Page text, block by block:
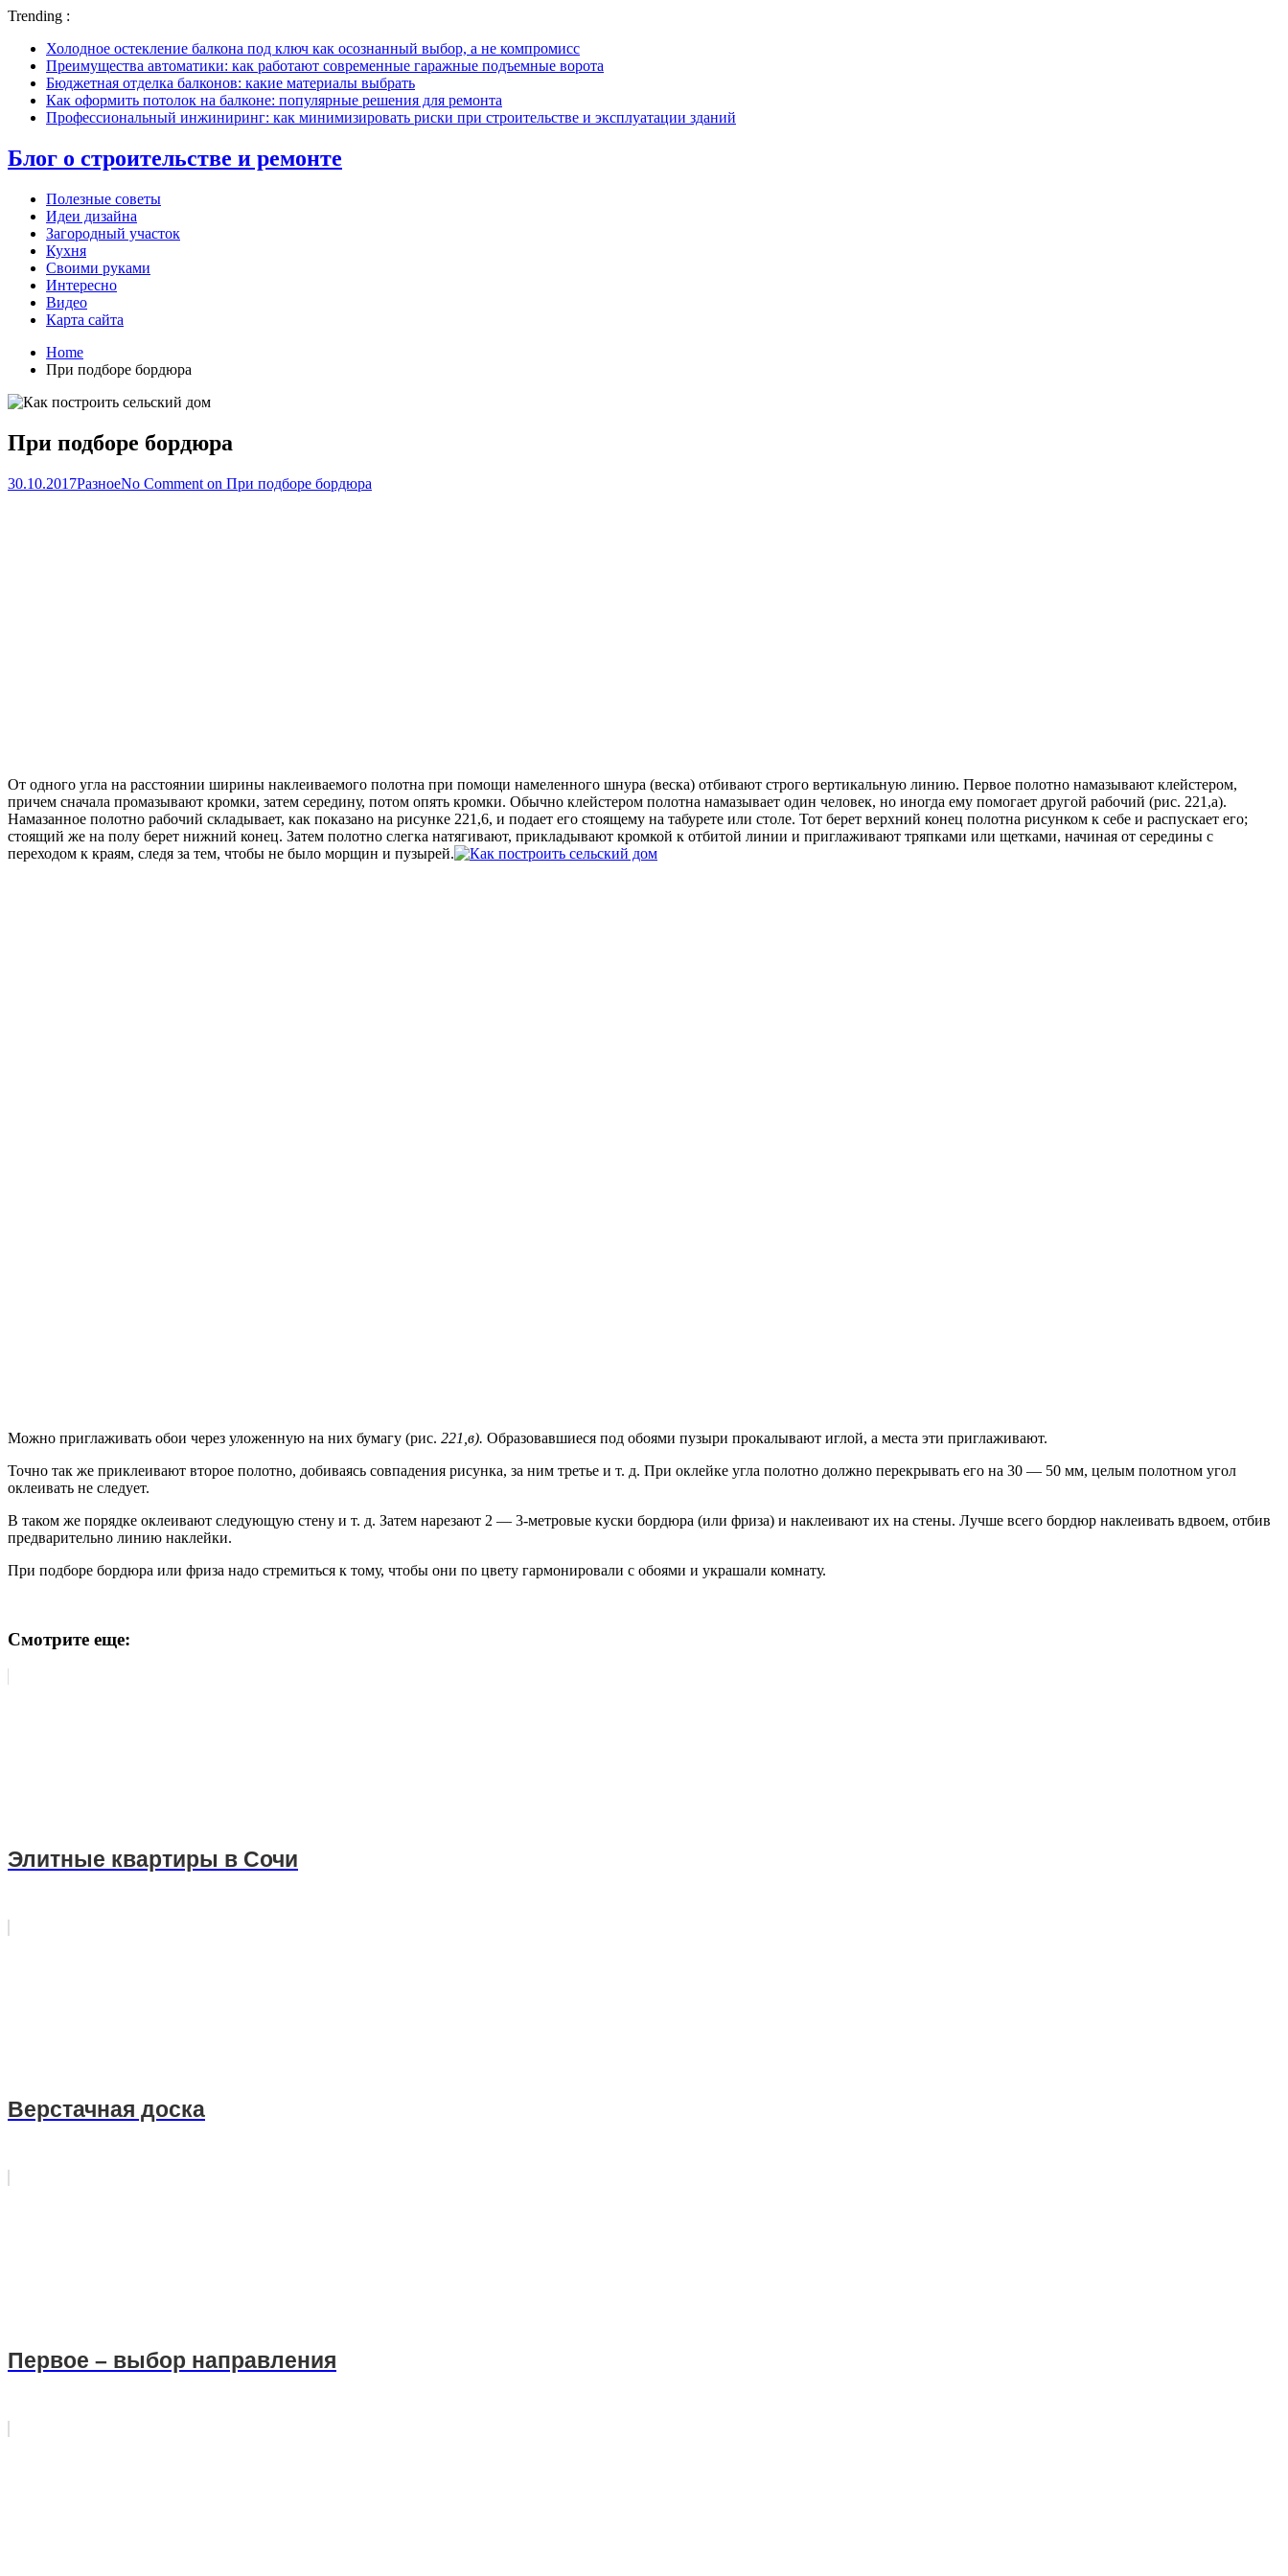
Trending :
Холодное остекление балкона под ключ как осознанный выбор, а не компромисс
Преимущества автоматики: как работают современные гаражные подъемные ворота
Бюджетная отделка балконов: какие материалы выбрать
Как оформить потолок на балконе: популярные решения для ремонта
Профессиональный инжиниринг: как минимизировать риски при строительстве и эксплуатации зданий
Блог о строительстве и ремонте
Полезные советы
Идеи дизайна
Загородный участок
Кухня
Своими руками
Интересно
Видео
Карта сайта
Home
При подборе бордюра
При подборе бордюра
30.10.2017РазноеNo Comment on При подборе бордюра
От одного угла на расстоянии ширины наклеиваемого полотна при помощи намеленного шнура (веска) отбивают строго вертикальную линию. Первое полотно намазывают клейстером,
причем сначала промазывают кромки, затем середину, потом опять кромки. Обычно клейстером полотна намазывает один человек, но иногда ему помогает другой рабочий (рис. 221,а).
Намазанное полотно рабочий складывает, как показано на рисунке 221,6, и подает его стоящему на табурете или столе. Тот берет верхний конец полотна рисунком к себе и распускает его;
стоящий же на полу берет нижний конец. Затем полотно слегка натягивают, прикладывают кромкой к отбитой линии и приглаживают тряпками или щетками, начиная от середины с
переходом к краям, следя за тем, чтобы не было морщин и пузырей.
Можно приглаживать обои через уложенную на них бумагу (рис. 221,в). Образовавшиеся под обоями пузыри прокалывают иглой, а места эти приглаживают.
Точно так же приклеивают второе полотно, добиваясь совпадения рисунка, за ним третье и т. д. При оклейке угла полотно должно перекрывать его на 30 — 50 мм, целым полотном угол
оклеивать не следует.
В таком же порядке оклеивают следующую стену и т. д. Затем нарезают 2 — 3-метровые куски бордюра (или фриза) и наклеивают их на стены. Лучше всего бордюр наклеивать вдвоем, отбив
предварительно линию наклейки.
При подборе бордюра или фриза надо стремиться к тому, чтобы они по цвету гармонировали с обоями и украшали комнату.
Смотрите еще:
Элитные квартиры в Сочи
Верстачная доска
Первое – выбор направления